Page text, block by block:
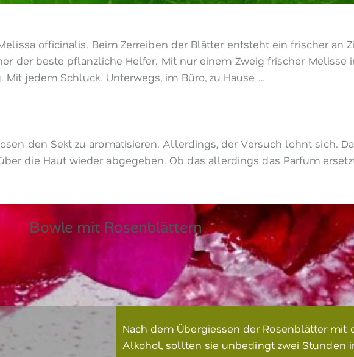
officinalis. Beim Zerreiben der Blätter entsteht ein frischer an
der beste pflanzliche Helfer. Mit nur einem Zweig frischer Melisse
jedem Schluck. Unterwegs, im Büro, zu Hause …
den Sekt zu aromatisieren. Allerdings, der Versuch lohnt sich.
die Haut wieder abgegeben. Ob das allerdings das Parfum
Bowle mit Rosenblättern
Nach dem Übergiessen der Rosenblätter mit
Alkohol, sollten sie unbedingt zwei Stunden